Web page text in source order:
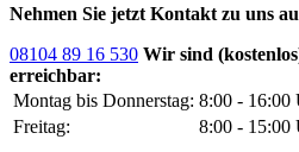
Nehmen Sie jetzt Kontakt zu uns
08104 89 16 530 Wir sind
erreichbar:
Montag bis Donnerstag: 8:00 - 16:00
Freitag:
8:00 - 15:00